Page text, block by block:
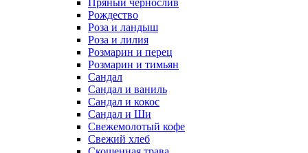
Пряный чернослив
Рождество
Роза и ландыш
Роза и лилия
Розмарин и перец
Розмарин и тимьян
Сандал
Сандал и ваниль
Сандал и кокос
Сандал и Ши
Свежемолотый кофе
Свежий хлеб